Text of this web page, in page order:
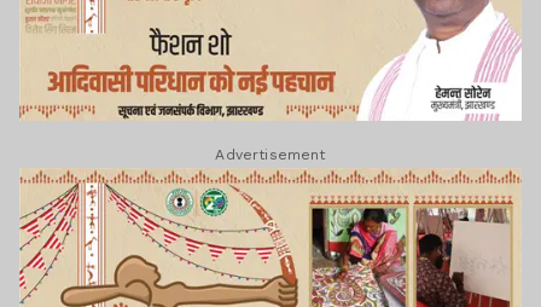
Advertisement